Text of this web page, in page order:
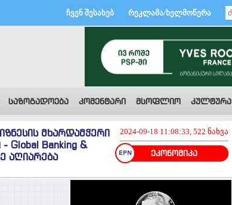
ჩვენ შესახებ რეკლამა/ხელმოწერა
საზოგადოება კომენტარი მსოფლიო კულტურა
2024-09-18 11:08:33, 522 ნახვა
ეკონომიკა
მხარდამჭერი
Global Banking &
აღიარება